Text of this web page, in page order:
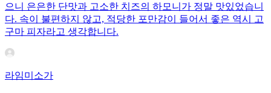
으니 은은한 단맛과 고소한 치즈의 하모니가 정말 맛있었습니
다. 속이 불편하지 않고, 적당한 포만감이 들어서 좋은 역시 고
구마 피자라고 생각합니다.
라임미소가